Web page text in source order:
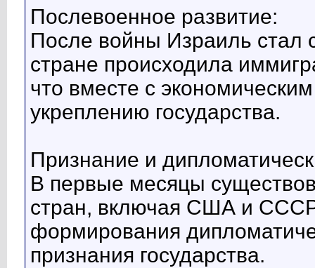
Послевоенное развитие:
После войны Израиль стал
стране происходила
что вместе с
укреплению государства.
Признание и
В первые месяцы
стран, включая США и
формирования
признания государства.